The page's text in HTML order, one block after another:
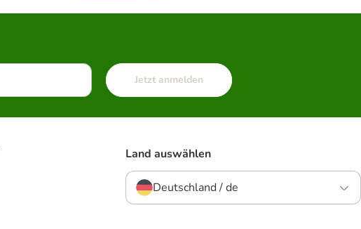
Jetzt anmelden
Land auswählen
Deutschland / de